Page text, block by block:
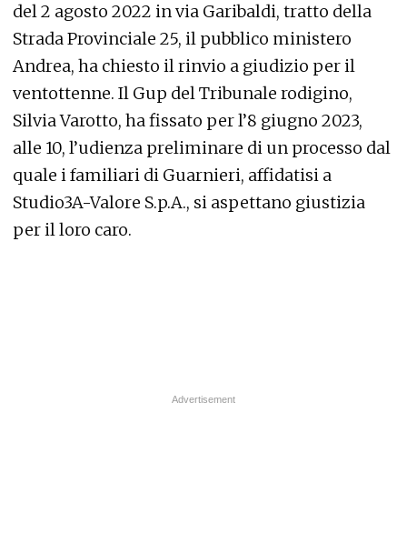
del 2 agosto 2022 in via Garibaldi, tratto della
Strada Provinciale 25, il pubblico ministero
Andrea, ha chiesto il rinvio a giudizio per il
ventottenne. Il Gup del Tribunale rodigino,
Silvia Varotto, ha fissato per l’8 giugno 2023,
alle 10, l’udienza preliminare di un processo dal
quale i familiari di Guarnieri, affidatisi a
Studio3A-Valore S.p.A., si aspettano giustizia
per il loro caro.